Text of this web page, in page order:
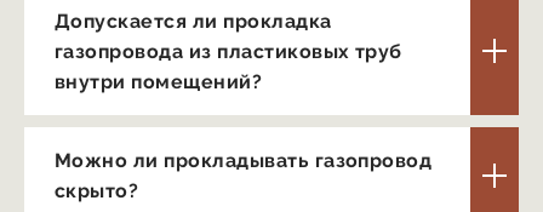
Допускается ли прокладка
газопровода из пластиковых труб
внутри помещений?
Можно ли прокладывать газопровод
скрыто?